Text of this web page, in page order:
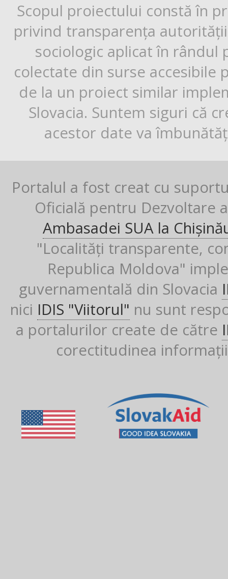
Scopul proiectului constă în
privind transparența
sociologic aplicat în rândul
colectate din surse
de la un proiect similar
Slovacia. Suntem siguri că
acestor date va
Portalul a fost creat cu
Oficială pentru Dezvoltare
Ambasadei SUA la
"Localități transparente,
Republica Moldova"
guvernamentală din Slovacia
nici IDIS "Viitorul" nu sunt
a portalurilor create de către
corectitudinea